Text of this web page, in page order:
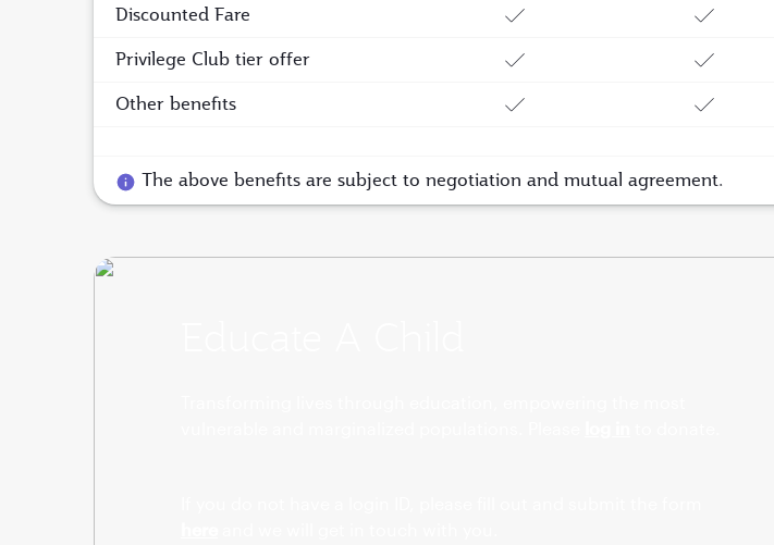
Discounted Fare
Privilege Club tier offer
Other benefits
The above benefits are subject to negotiation and mutual agreement.